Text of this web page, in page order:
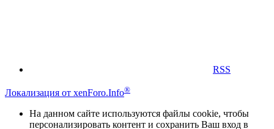
RSS
Локализация от xenForo.Info®
На данном сайте используются файлы cookie, чтобы
персонализировать контент и сохранить Ваш вход в